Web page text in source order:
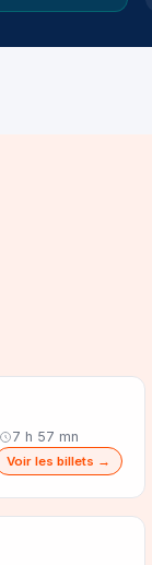
7 h 57 mn
Voir les billets →